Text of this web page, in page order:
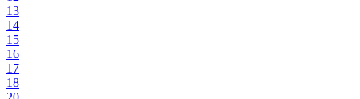
13
14
15
16
17
18